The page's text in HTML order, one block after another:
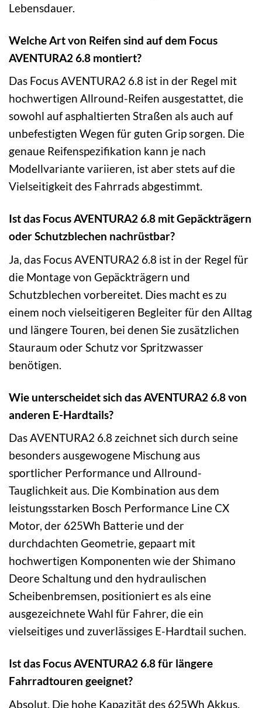
Lebensdauer.
Welche Art von Reifen sind auf dem Focus
AVENTURA2 6.8 montiert?
Das Focus AVENTURA2 6.8 ist in der Regel mit
hochwertigen Allround-Reifen ausgestattet, die
sowohl auf asphaltierten Straßen als auch auf
unbefestigten Wegen für guten Grip sorgen. Die
genaue Reifenspezifikation kann je nach
Modellvariante variieren, ist aber stets auf die
Vielseitigkeit des Fahrrads abgestimmt.
Ist das Focus AVENTURA2 6.8 mit Gepäckträgern
oder Schutzblechen nachrüstbar?
Ja, das Focus AVENTURA2 6.8 ist in der Regel für
die Montage von Gepäckträgern und
Schutzblechen vorbereitet. Dies macht es zu
einem noch vielseitigeren Begleiter für den Alltag
und längere Touren, bei denen Sie zusätzlichen
Stauraum oder Schutz vor Spritzwasser
benötigen.
Wie unterscheidet sich das AVENTURA2 6.8 von
anderen E-Hardtails?
Das AVENTURA2 6.8 zeichnet sich durch seine
besonders ausgewogene Mischung aus
sportlicher Performance und Allround-
Tauglichkeit aus. Die Kombination aus dem
leistungsstarken Bosch Performance Line CX
Motor, der 625Wh Batterie und der
durchdachten Geometrie, gepaart mit
hochwertigen Komponenten wie der Shimano
Deore Schaltung und den hydraulischen
Scheibenbremsen, positioniert es als eine
ausgezeichnete Wahl für Fahrer, die ein
vielseitiges und zuverlässiges E-Hardtail suchen.
Ist das Focus AVENTURA2 6.8 für längere
Fahrradtouren geeignet?
Absolut. Die hohe Kapazität des 625Wh Akkus,